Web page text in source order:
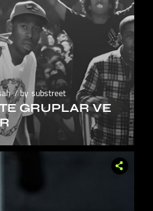
by substreet
GRUPLAR VE